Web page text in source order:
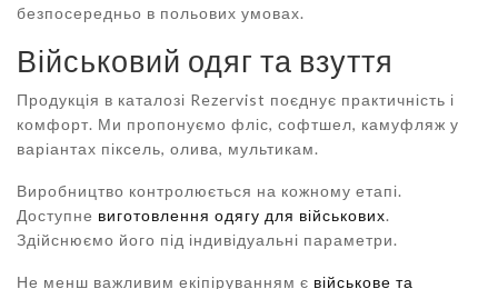
безпосередньо в польових умовах.
Військовий одяг та взуття
Продукція в каталозі Rezervist поєднує практичність і
комфорт. Ми пропонуємо фліс, софтшел, камуфляж у
варіантах піксель, олива, мультикам.
Виробництво контролюється на кожному етапі.
Доступне виготовлення одягу для військових.
Здійснюємо його під індивідуальні параметри.
Не менш важливим екіпіруванням є військове та